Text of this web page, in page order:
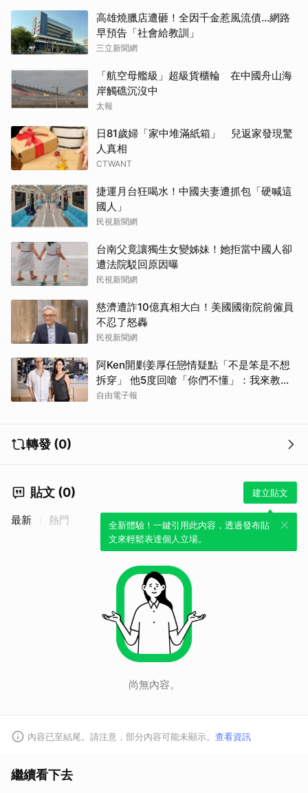
高雄燒臘店遭砸！全因千金惹風流債…網路
早預告「社會給教訓」
三立新聞網
「航空母艦級」超級貨櫃輪 在中國舟山海
岸觸礁沉沒中
太報
日81歲婦「家中堆滿紙箱」 兒返家發現驚
人真相
CTWANT
捷運月台狂喝水！中國夫妻遭抓包「硬喊這
國人」
民視新聞網
台南父竟讓獨生女變姊妹！她拒當中國人卻
遭法院駁回原因曝
民視新聞網
慈濟遭詐10億真相大白！美國國衛院前僱員
不忍了怒轟
民視新聞網
阿Ken開剿姜厚任戀情疑點「不是笨是不想
拆穿」 他5度回嗆「你們不懂」：我來教育
你們
自由電子報
轉發 (0)
貼文 (0) 建立貼文
全新體驗！一鍵引用此內容，透過發布貼
文來輕鬆表達個人立場。
最新 熱門
尚無內容。
內容已至結尾。請注意，部分內容可能未顯示。 查看資訊
繼續看下去